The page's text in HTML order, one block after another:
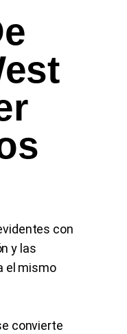
con
y las
el mismo
convierte